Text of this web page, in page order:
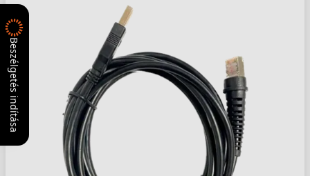
Beszélgetés indítása